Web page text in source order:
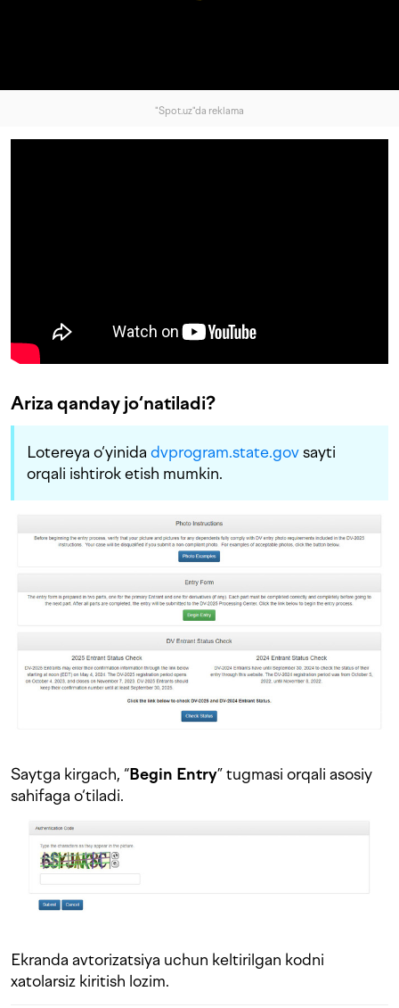
"Spot.uz"da reklama
Ariza qanday jo‘natiladi?
Lotereya o‘yinida dvprogram.state.govsayti
orqali ishtirok etish mumkin.
Saytga kirgach, “Begin Entry” tugmasi orqali asosiy
sahifaga o‘tiladi.
Ekranda avtorizatsiya uchun keltirilgan kodni
xatolarsiz kiritish lozim.